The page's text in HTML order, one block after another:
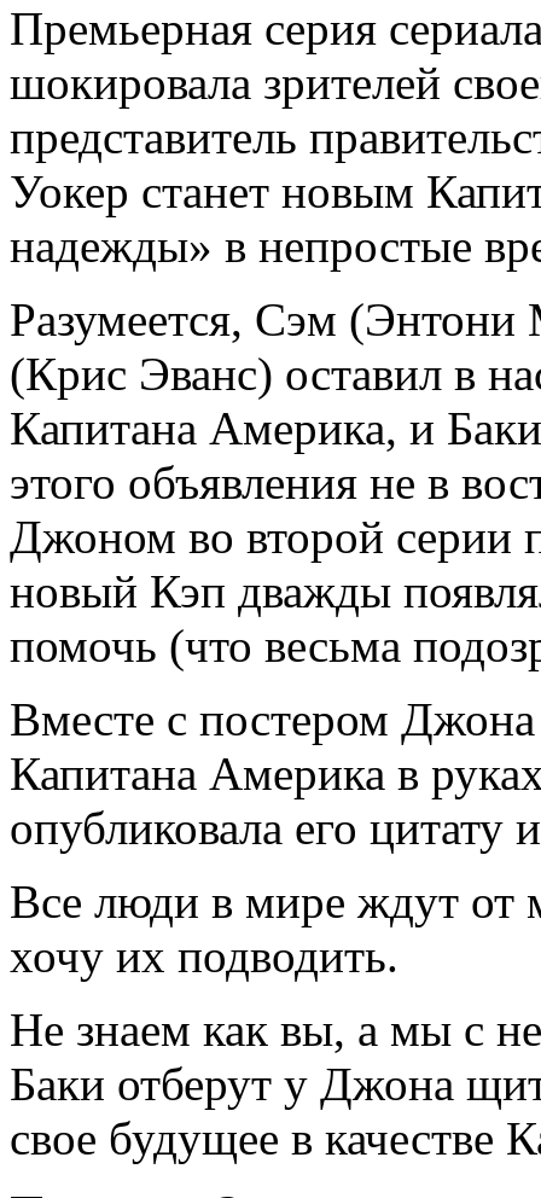
Премьерная серия
шокировала зрителей
представитель
Уокер станет новым
надежды» в непростые
Разумеется, Сэм
(Крис Эванс) оставил в
Капитана Америка, и
этого объявления не в
Джоном во второй серии
новый Кэп дважды
помочь (что весьма
Вместе с постером
Капитана Америка в
опубликовала его цитату
Все люди в мире ждут от
хочу их подводить.
Не знаем как вы, а мы с
Баки отберут у Джона
свое будущее в качестве